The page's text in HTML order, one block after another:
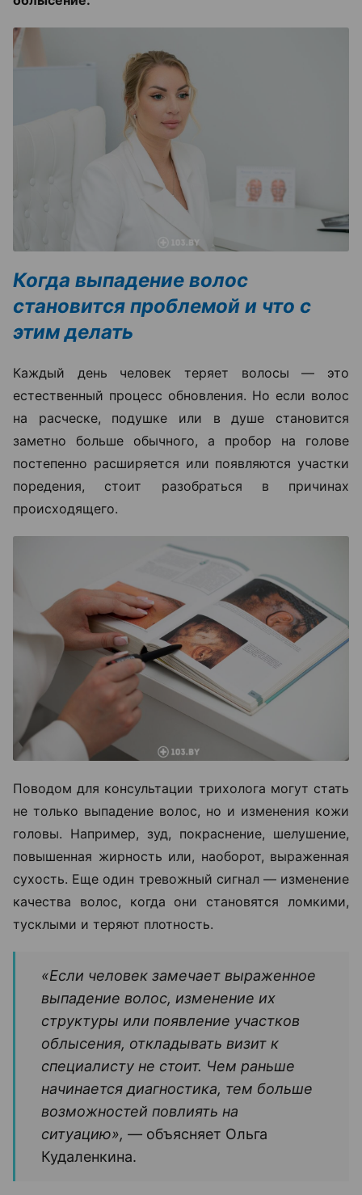
Когда выпадение волос
становится проблемой и что с
этим делать
Каждый день человек теряет волосы — это
естественный процесс обновления. Но если волос
на расческе, подушке или в душе становится
заметно больше обычного, а пробор на голове
постепенно расширяется или появляются участки
поредения, стоит разобраться в причинах
происходящего.
Поводом для консультации трихолога могут стать
не только выпадение волос, но и изменения кожи
головы. Например, зуд, покраснение, шелушение,
повышенная жирность или, наоборот, выраженная
сухость. Еще один тревожный сигнал — изменение
качества волос, когда они становятся ломкими,
тусклыми и теряют плотность.
«Если человек замечает выраженное
выпадение волос, изменение их
структуры или появление участков
облысения, откладывать визит к
специалисту не стоит. Чем раньше
начинается диагностика, тем больше
возможностей повлиять на
ситуацию», — объясняет Ольга
Кудаленкина.